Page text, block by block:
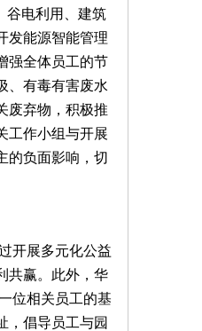
谷电利用、建筑
发能源智能管理
强全体员工的节
、有毒有害废水
废弃物，积极推
工作小组与开展
的负面影响，切
开展多元化公益
共赢。此外，华
位相关员工的基
，倡导员工与园